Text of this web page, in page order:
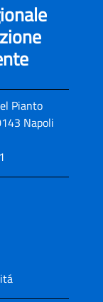
Pianto
Napoli